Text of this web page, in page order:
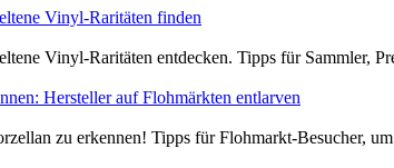
Vinyl-Raritäten finden
Vinyl-Raritäten entdecken. Tipps für Sammler,
Hersteller auf Flohmärkten entlarven
zu erkennen! Tipps für Flohmarkt-Besucher,